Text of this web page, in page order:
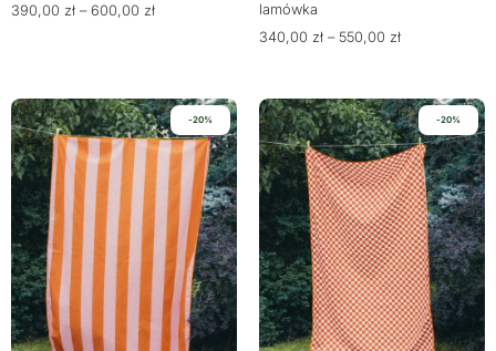
390,00 zł – 600,00 zł
lamówka
340,00 zł – 550,00 zł
-20% -20%